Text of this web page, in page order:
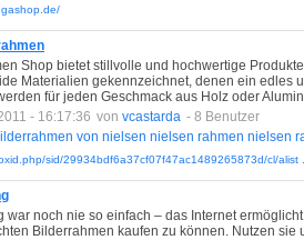
Shop bietet stillvolle und hochwertige
Materialien gekennzeichnet, denen ein edles
für jeden Geschmack aus Holz oder
- 16:17:36 von vcastarda - 8 Benutzer
von nielsen nielsen rahmen nielsen
sid/29934bdf6a37cf07f47ac1489265873d/cl/alist
war noch nie so einfach – das Internet
Bilderrahmen kaufen zu können. Nutzen